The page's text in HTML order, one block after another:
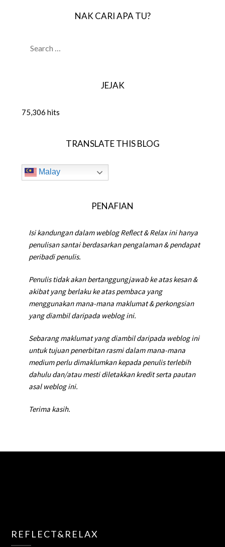
NAK CARI APA TU?
JEJAK
75,306 hits
TRANSLATE THIS BLOG
Malay
PENAFIAN
Isi kandungan dalam weblog Reflect & Relax ini hanya
penulisan santai berdasarkan pengalaman & pendapat
peribadi penulis.
Penulis tidak akan bertanggungjawab ke atas kesan &
akibat yang berlaku ke atas pembaca yang
menggunakan mana-mana maklumat & perkongsian
yang diambil daripada weblog ini.
Sebarang maklumat yang diambil daripada weblog ini
untuk tujuan penerbitan rasmi dalam mana-mana
medium perlu dimaklumkan kepada penulis terlebih
dahulu dan/atau mesti diletakkan kredit serta pautan
asal weblog ini.
Terima kasih.
REFLECT&RELAX